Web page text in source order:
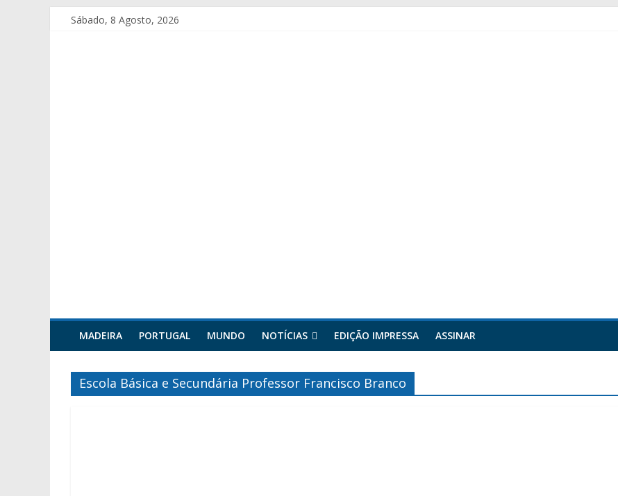
Sábado, 8 Agosto, 2026
MADEIRA PORTUGAL MUNDO NOTÍCIAS EDIÇÃO IMPRESSA ASSINAR
Escola Básica e Secundária Professor Francisco Branco